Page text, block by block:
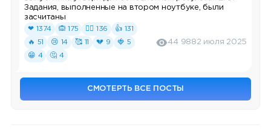
Задания, выполненные на втором ноутбуке, были
засчитаны
❤ 1374
🙉 175 ❤‍🔥 136
👍 131
🔥 51
😢 14 🥰 11 💔 9
🍓 5
😁 4
🤔 4
44 9882 июля 2025
СМОТЕРТЬ ВСЕ ПОСТЫ